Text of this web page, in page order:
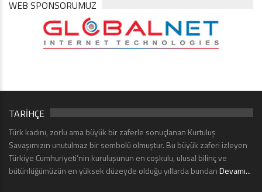
WEB SPONSORUMUZ
TARİHÇE
Türk kadını, zorlu ama büyük bir zaferle sonuçlanan Kurtuluş
Savaşımızın unutulmaz bir sembolü olmuştur. Bu büyük zaferi izleyen
Türkiye Cumhuriyeti’nin kuruluşunun en coşkulu, ulusal bilinç ve
bütünlüğümüzün en yüksek düzeyde olduğu yıllarda bundanDevamı...